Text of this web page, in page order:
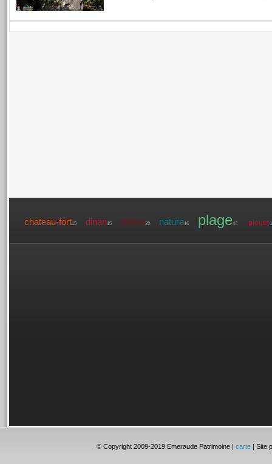
chateau-fort15 dinan15 dinard20 nature16 plage44 plouer
© Copyright 2009-2019 Emeraude Patrimoine |carte | Site